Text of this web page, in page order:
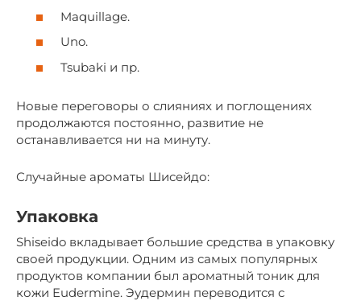
Maquillage.
Uno.
Tsubaki и пр.
Новые переговоры о слияниях и поглощениях
продолжаются постоянно, развитие не
останавливается ни на минуту.
Случайные ароматы Шисейдо:
Упаковка
Shiseido вкладывает большие средства в упаковку
своей продукции. Одним из самых популярных
продуктов компании был ароматный тоник для
кожи Eudermine. Эудермин переводится с